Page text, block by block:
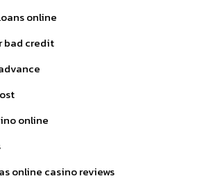
online
bad credit
online
online casino reviews